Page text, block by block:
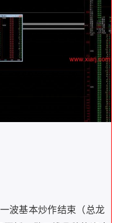
波基本炒作结束（总龙